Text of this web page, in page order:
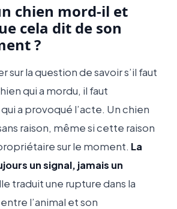
chien mord-il et
cela dit de son
?
sur la question de savoir s’il faut
qui a mordu, il faut
a provoqué l’acte. Un chien
raison, même si cette raison
sur le moment. La
un signal, jamais un
traduit une rupture dans la
l’animal et son